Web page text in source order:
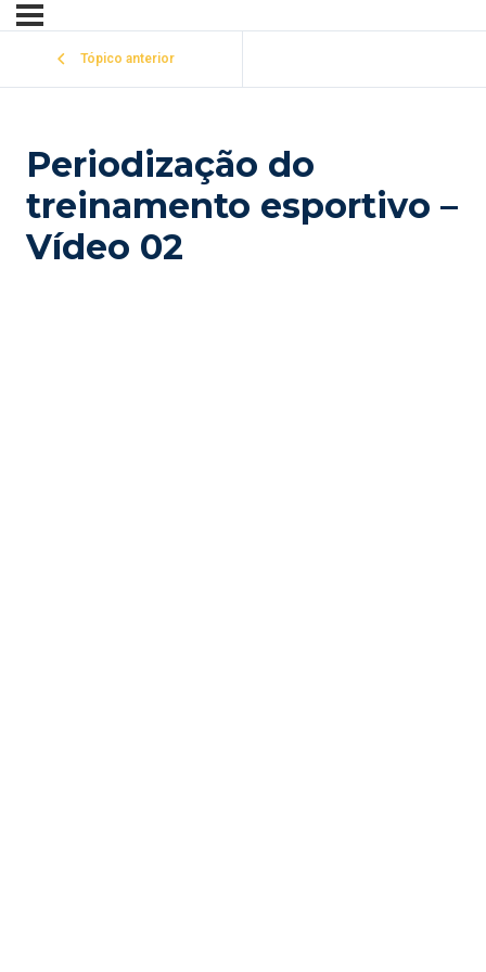
Tópico anterior
Periodização do
treinamento esportivo –
Vídeo 02